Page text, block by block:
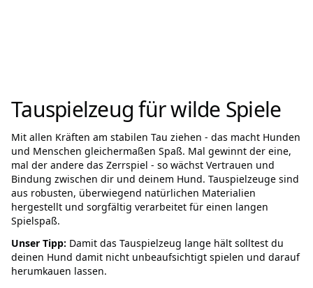
Tauspielzeug für wilde Spiele
Mit allen Kräften am stabilen Tau ziehen - das macht Hunden
und Menschen gleichermaßen Spaß. Mal gewinnt der eine,
mal der andere das Zerrspiel - so wächst Vertrauen und
Bindung zwischen dir und deinem Hund. Tauspielzeuge sind
aus robusten, überwiegend natürlichen Materialien
hergestellt und sorgfältig verarbeitet für einen langen
Spielspaß.
Unser Tipp: Damit das Tauspielzeug lange hält solltest du
deinen Hund damit nicht unbeaufsichtigt spielen und darauf
herumkauen lassen.